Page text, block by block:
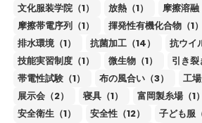
文化服装学院（1）
放熱（1）
摩擦溶融
摩擦帯電序列（1）
揮発性有機化合物（1）
排水環境（1）
抗菌加工（14）
抗ウイ
技能実習制度（1）
微生物（1）
引き裂
帯電性試験（1）
布の風合い（3）
工場
展示会（2）
寝具（1） 富岡製糸場（1）
安全衛生（1）
安全性（12）
子ども服